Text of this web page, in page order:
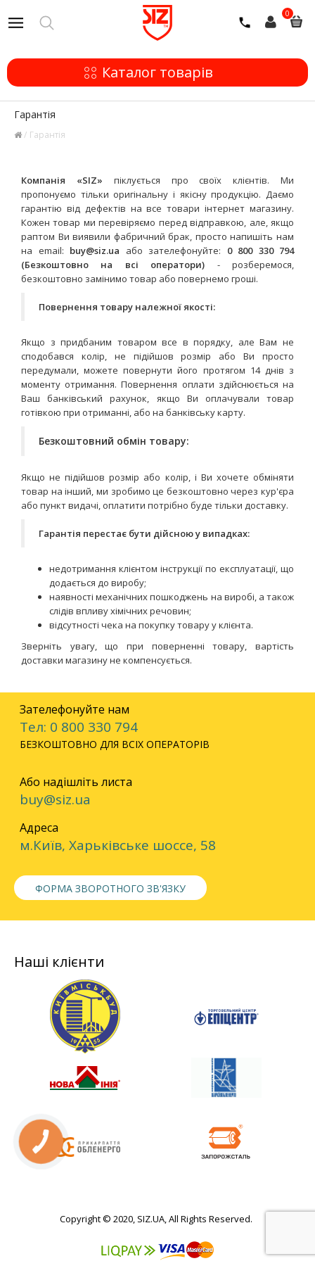
0
Каталог товарів
Гарантія
Гарантія
Компанія «SIZ» піклується про своїх клієнтів. Ми
пропонуємо тільки оригінальну і якісну продукцію. Даємо
гарантію від дефектів на все товари інтернет магазину.
Кожен товар ми перевіряємо перед відправкою, але, якщо
раптом Ви виявили фабричний брак, просто напишіть нам
на email: buy@siz.ua або зателефонуйте: 0 800 330 794
(Безкоштовно на всі оператори) - розберемося,
безкоштовно замінимо товар або повернемо гроші.
Повернення товару належної якості:
Якщо з придбаним товаром все в порядку, але Вам не
сподобався колір, не підійшов розмір або Ви просто
передумали, можете повернути його протягом 14 днів з
моменту отримання. Повернення оплати здійснюється на
Ваш банківський рахунок, якщо Ви оплачували товар
готівкою при отриманні, або на банківську карту.
Безкоштовний обмін товару:
Якщо не підійшов розмір або колір, і Ви хочете обміняти
товар на інший, ми зробимо це безкоштовно через кур'єра
або пункт видачі, оплатити потрібно буде тільки доставку.
Гарантія перестає бути дійсною у випадках:
недотримання клієнтом інструкції по експлуатації, що
додається до виробу;
наявності механічних пошкоджень на виробі, а також
слідів впливу хімічних речовин;
відсутності чека на покупку товару у клієнта.
Зверніть увагу, що при поверненні товару, вартість
доставки магазину не компенсується.
Зателефонуйте нам
Тел: 0 800 330 794
БЕЗКОШТОВНО ДЛЯ ВСІХ ОПЕРАТОРІВ
Або надішліть листа
buy@siz.ua
Адреса
м.Київ, Харьківське шоссе, 58
ФОРМА ЗВОРОТНОГО ЗВ'ЯЗКУ
Наші клієнти
Copyright © 2020, SIZ.UA, All Rights Reserved.